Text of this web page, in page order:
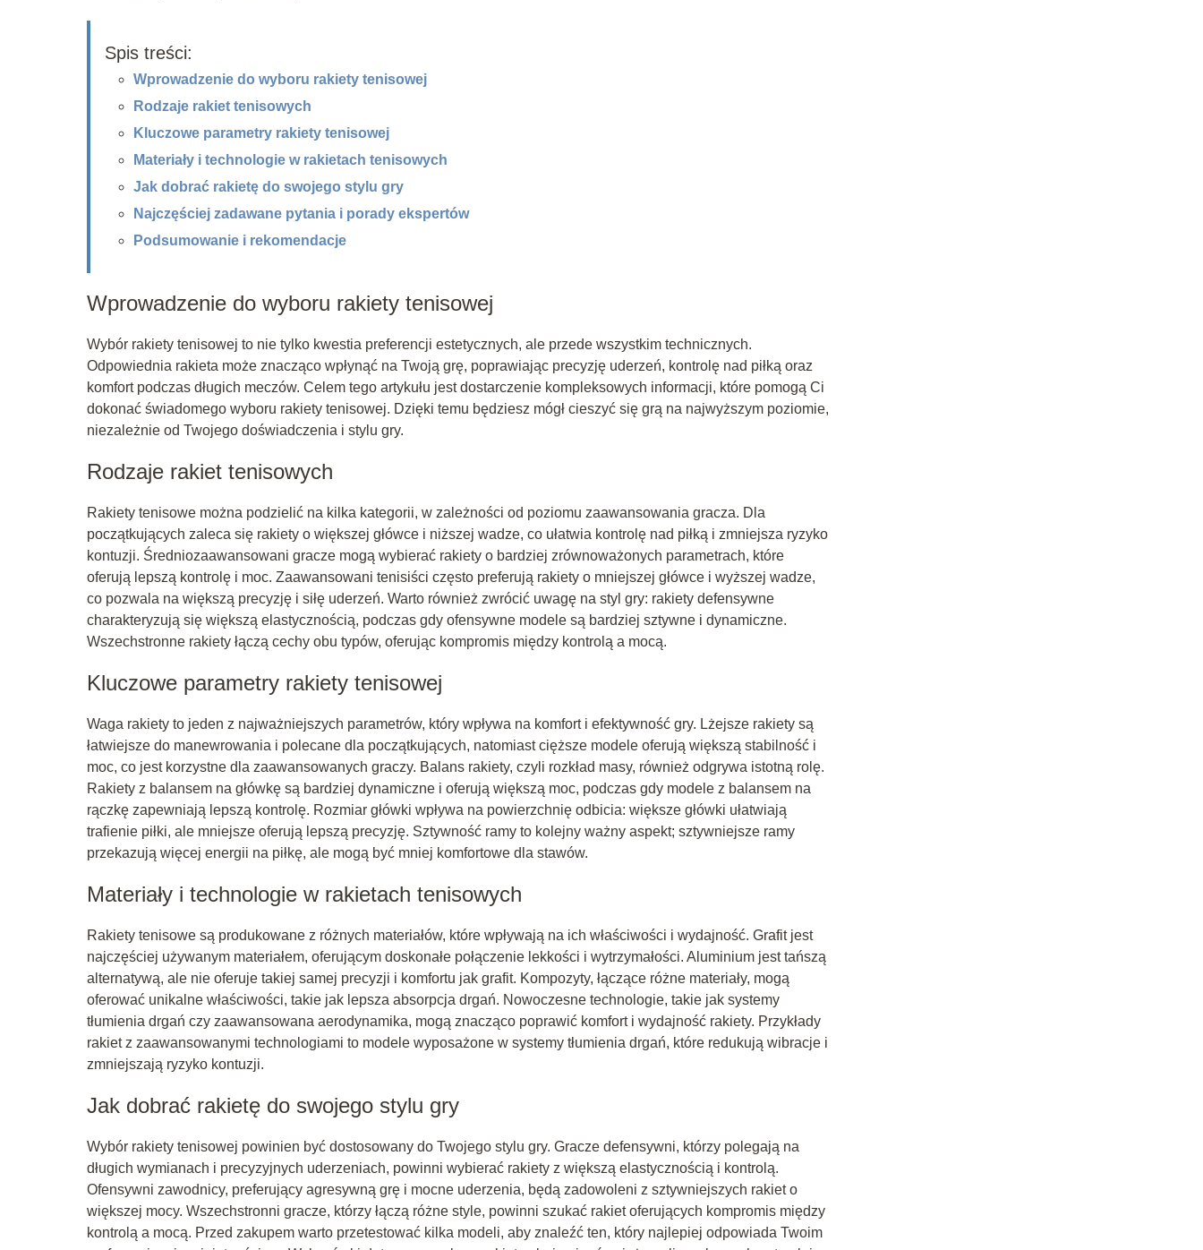
Spis treści:
Wprowadzenie do wyboru rakiety tenisowej
Rodzaje rakiet tenisowych
Kluczowe parametry rakiety tenisowej
Materiały i technologie w rakietach tenisowych
Jak dobrać rakietę do swojego stylu gry
Najczęściej zadawane pytania i porady ekspertów
Podsumowanie i rekomendacje
Wprowadzenie do wyboru rakiety tenisowej
Wybór rakiety tenisowej to nie tylko kwestia preferencji estetycznych, ale przede wszystkim technicznych.
Odpowiednia rakieta może znacząco wpłynąć na Twoją grę, poprawiając precyzję uderzeń, kontrolę nad piłką oraz
komfort podczas długich meczów. Celem tego artykułu jest dostarczenie kompleksowych informacji, które pomogą Ci
dokonać świadomego wyboru rakiety tenisowej. Dzięki temu będziesz mógł cieszyć się grą na najwyższym poziomie,
niezależnie od Twojego doświadczenia i stylu gry.
Rodzaje rakiet tenisowych
Rakiety tenisowe można podzielić na kilka kategorii, w zależności od poziomu zaawansowania gracza. Dla
początkujących zaleca się rakiety o większej główce i niższej wadze, co ułatwia kontrolę nad piłką i zmniejsza ryzyko
kontuzji. Średniozaawansowani gracze mogą wybierać rakiety o bardziej zrównoważonych parametrach, które
oferują lepszą kontrolę i moc. Zaawansowani tenisiści często preferują rakiety o mniejszej główce i wyższej wadze,
co pozwala na większą precyzję i siłę uderzeń. Warto również zwrócić uwagę na styl gry: rakiety defensywne
charakteryzują się większą elastycznością, podczas gdy ofensywne modele są bardziej sztywne i dynamiczne.
Wszechstronne rakiety łączą cechy obu typów, oferując kompromis między kontrolą a mocą.
Kluczowe parametry rakiety tenisowej
Waga rakiety to jeden z najważniejszych parametrów, który wpływa na komfort i efektywność gry. Lżejsze rakiety są
łatwiejsze do manewrowania i polecane dla początkujących, natomiast cięższe modele oferują większą stabilność i
moc, co jest korzystne dla zaawansowanych graczy. Balans rakiety, czyli rozkład masy, również odgrywa istotną rolę.
Rakiety z balansem na główkę są bardziej dynamiczne i oferują większą moc, podczas gdy modele z balansem na
rączkę zapewniają lepszą kontrolę. Rozmiar główki wpływa na powierzchnię odbicia: większe główki ułatwiają
trafienie piłki, ale mniejsze oferują lepszą precyzję. Sztywność ramy to kolejny ważny aspekt; sztywniejsze ramy
przekazują więcej energii na piłkę, ale mogą być mniej komfortowe dla stawów.
Materiały i technologie w rakietach tenisowych
Rakiety tenisowe są produkowane z różnych materiałów, które wpływają na ich właściwości i wydajność. Grafit jest
najczęściej używanym materiałem, oferującym doskonałe połączenie lekkości i wytrzymałości. Aluminium jest tańszą
alternatywą, ale nie oferuje takiej samej precyzji i komfortu jak grafit. Kompozyty, łączące różne materiały, mogą
oferować unikalne właściwości, takie jak lepsza absorpcja drgań. Nowoczesne technologie, takie jak systemy
tłumienia drgań czy zaawansowana aerodynamika, mogą znacząco poprawić komfort i wydajność rakiety. Przykłady
rakiet z zaawansowanymi technologiami to modele wyposażone w systemy tłumienia drgań, które redukują wibracje i
zmniejszają ryzyko kontuzji.
Jak dobrać rakietę do swojego stylu gry
Wybór rakiety tenisowej powinien być dostosowany do Twojego stylu gry. Gracze defensywni, którzy polegają na
długich wymianach i precyzyjnych uderzeniach, powinni wybierać rakiety z większą elastycznością i kontrolą.
Ofensywni zawodnicy, preferujący agresywną grę i mocne uderzenia, będą zadowoleni z sztywniejszych rakiet o
większej mocy. Wszechstronni gracze, którzy łączą różne style, powinni szukać rakiet oferujących kompromis między
kontrolą a mocą. Przed zakupem warto przetestować kilka modeli, aby znaleźć ten, który najlepiej odpowiada Twoim